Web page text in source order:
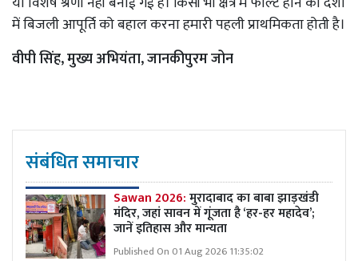
में बिजली आपूर्ति को बहाल करना हमारी पहली प्राथमिकता होती है।
वीपी सिंह, मुख्य अभियंता, जानकीपुरम जोन
संबंधित समाचार
Sawan 2026:मुरादाबाद का बाबा झाड़खंडी
मंदिर, जहां सावन में गूंजता है ‘हर-हर महादेव’;
जानें इतिहास और मान्यता
Published On 01 Aug 2026 11:35:02